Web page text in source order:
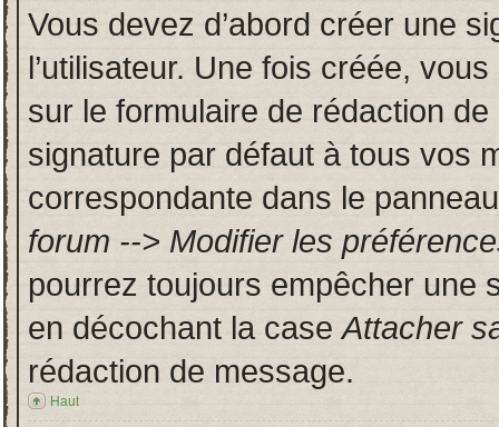
Vous devez d’abord créer une
l’utilisateur. Une fois créée,
sur le formulaire de rédaction
signature par défaut à tous vos
correspondante dans le
forum --> Modifier les
pourrez toujours empêcher une
en décochant la caseAttacher
rédaction de message.
Haut